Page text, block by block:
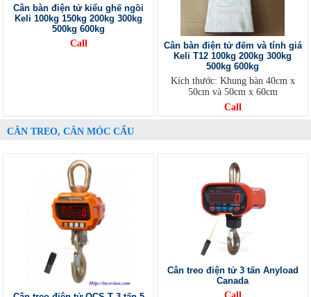
Cân bàn điện tử kiểu ghế ngồi
Keli 100kg 150kg 200kg 300kg
500kg 600kg
Call
Cân bàn điện tử đếm và tính giá
Keli T12 100kg 200kg 300kg
500kg 600kg
Kích thước: Khung bàn 40cm x
50cm và 50cm x 60cm
Call
CÂN TREO, CÂN MÓC CẨU
Cân treo điện tử 3 tấn Anyload
Canada